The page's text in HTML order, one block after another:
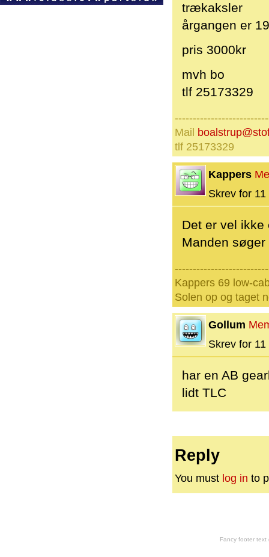
trækaksler
årgangen er
pris 3000kr
mvh bo
tlf 25173329
Mail
tlf 25173329
Kappers
Skrev for
Det er vel
Manden
Kappers 69 low-
Solen op og taget
Gollum
Skrev for
har en AB
lidt TLC
Reply
You must log in to
Fancy footer